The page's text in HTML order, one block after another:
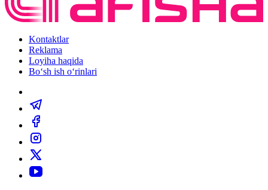
Kontaktlar
Reklama
Loyiha haqida
Bo‘sh ish o‘rinlari